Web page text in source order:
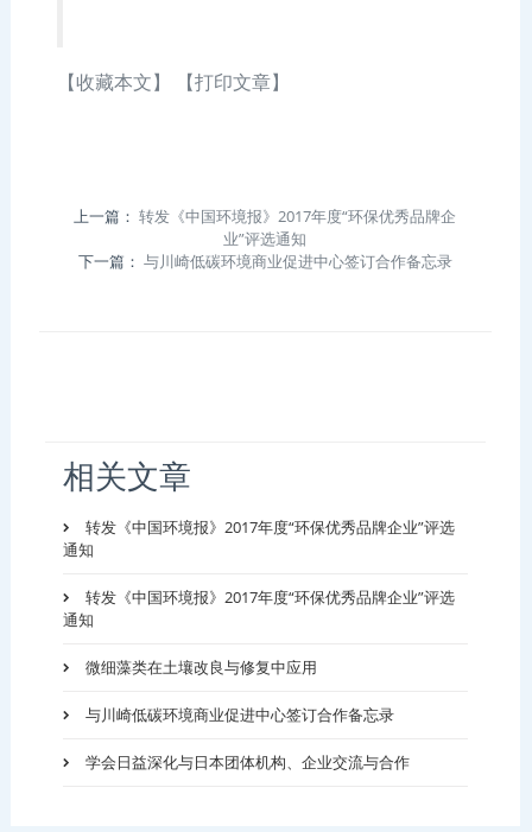
【收藏本文】 【打印文章】
上一篇：转发《中国环境报》2017年度“环保优秀品牌企
业”评选通知
下一篇： 与川崎低碳环境商业促进中心签订合作备忘录
相关文章
转发《中国环境报》2017年度“环保优秀品牌企业”评选
通知
转发《中国环境报》2017年度“环保优秀品牌企业”评选
通知
微细藻类在土壤改良与修复中应用
与川崎低碳环境商业促进中心签订合作备忘录
学会日益深化与日本团体机构、企业交流与合作